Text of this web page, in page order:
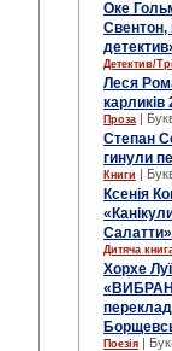
Оке
Свентон,
Детектив/
Леся
карликів
Проза |
Степан
гинули
Книги |
Ксенія
Салатти»
Дитяча
Хорхе
Поезія |